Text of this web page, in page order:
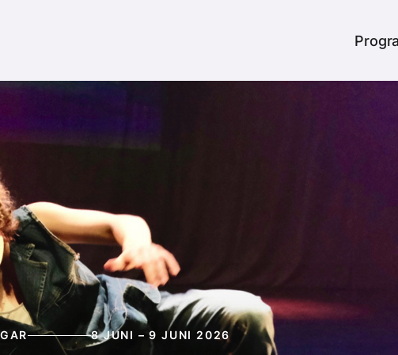
Header
8 JUNI – 9 JUNI 2026